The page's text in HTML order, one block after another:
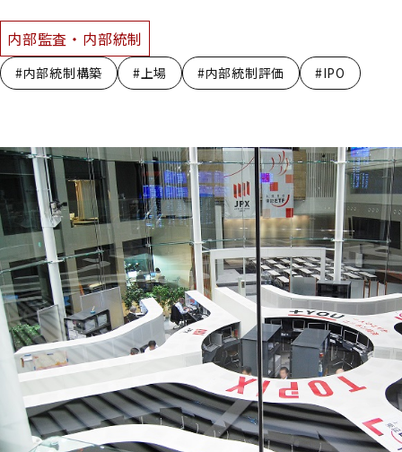
内部監査・内部統制
#内部統制構築 #上場 #内部統制評価 #IPO